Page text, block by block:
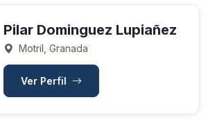
Pilar Dominguez Lupiañez
Motril, Granada
Ver Perfil